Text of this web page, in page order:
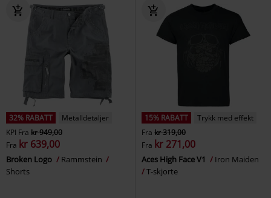
32% RABATT
Metalldetaljer
KPI Fra kr 949,00
Fra kr 639,00
Broken Logo
Rammstein
Shorts
15% RABATT
Trykk med effekt
Fra kr 319,00
Fra kr 271,00
Aces High Face V1
Iron Maiden
T-skjorte